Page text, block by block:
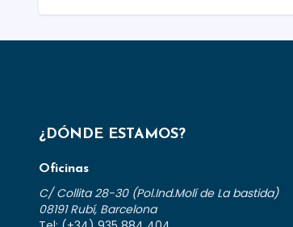
¿DÓNDE ESTAMOS?
Oficinas
C/ Collita 28-30 (Pol.Ind.Molí de La bastida)
08191 Rubí, Barcelona